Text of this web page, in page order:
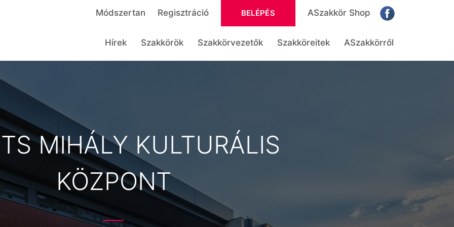
Módszertan Regisztráció BELÉPÉS ASzakkör Shop
Hírek Szakkörök Szakkörvezetők Szakköreitek ASzakkörről
MIHÁLY KULTURÁLIS
KÖZPONT